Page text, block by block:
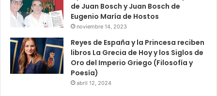
de Juan Bosch y Juan Bosch de
Eugenio María de Hostos
noviembre 14, 2023
Reyes de España y la Princesa reciben
libros La Grecia de Hoy y los Siglos de
Oro del Imperio Griego (Filosofía y
Poesía)
abril 12, 2024